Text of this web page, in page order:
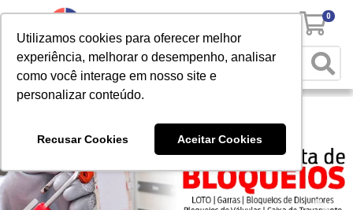
Utilizamos cookies para oferecer melhor
experiência, melhorar o desempenho, analisar
como você interage em nosso site e
personalizar conteúdo.
Recusar Cookies Aceitar Cookies
0